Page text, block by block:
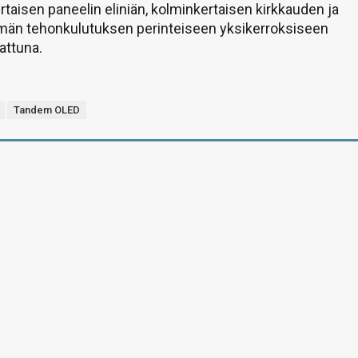
paneelin eliniän, kolminkertaisen kirkkauden ja
tehonkulutuksen perinteiseen yksikerroksiseen
Tandem OLED